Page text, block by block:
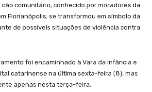
cão comunitário, conhecido por moradores da
Florianópolis, se transformou em símbolo da
de possíveis situações de violência contra
foi encaminhado à Vara da Infância e
catarinense na última sexta-feira (8), mas
apenas nesta terça-feira.